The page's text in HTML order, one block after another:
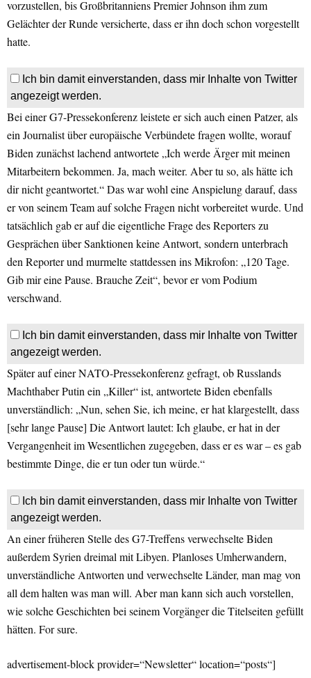
vorzustellen, bis Großbritanniens Premier Johnson ihm zum
Gelächter der Runde versicherte, dass er ihn doch schon vorgestellt
hatte.
Ich bin damit einverstanden, dass mir Inhalte von Twitter
angezeigt werden.
Bei einer G7-Pressekonferenz leistete er sich auch einen Patzer, als
ein Journalist über europäische Verbündete fragen wollte, worauf
Biden zunächst lachend antwortete „Ich werde Ärger mit meinen
Mitarbeitern bekommen. Ja, mach weiter. Aber tu so, als hätte ich
dir nicht geantwortet.“ Das war wohl eine Anspielung darauf, dass
er von seinem Team auf solche Fragen nicht vorbereitet wurde. Und
tatsächlich gab er auf die eigentliche Frage des Reporters zu
Gesprächen über Sanktionen keine Antwort, sondern unterbrach
den Reporter und murmelte stattdessen ins Mikrofon: „120 Tage.
Gib mir eine Pause. Brauche Zeit“, bevor er vom Podium
verschwand.
Ich bin damit einverstanden, dass mir Inhalte von Twitter
angezeigt werden.
Später auf einer NATO-Pressekonferenz gefragt, ob Russlands
Machthaber Putin ein „Killer“ ist, antwortete Biden ebenfalls
unverständlich: „Nun, sehen Sie, ich meine, er hat klargestellt, dass
[sehr lange Pause] Die Antwort lautet: Ich glaube, er hat in der
Vergangenheit im Wesentlichen zugegeben, dass er es war – es gab
bestimmte Dinge, die er tun oder tun würde.“
Ich bin damit einverstanden, dass mir Inhalte von Twitter
angezeigt werden.
An einer früheren Stelle des G7-Treffens verwechselte Biden
außerdem Syrien dreimal mit Libyen. Planloses Umherwandern,
unverständliche Antworten und verwechselte Länder, man mag von
all dem halten was man will. Aber man kann sich auch vorstellen,
wie solche Geschichten bei seinem Vorgänger die Titelseiten gefüllt
hätten. For sure.
advertisement-block provider=“Newsletter“ location=“posts“]